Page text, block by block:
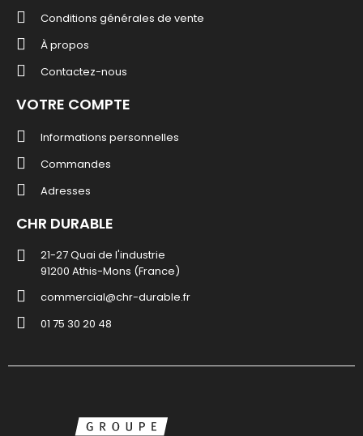
Conditions générales de vente
À propos
Contactez-nous
VOTRE COMPTE
Informations personnelles
Commandes
Adresses
CHR DURABLE
21-27 Quai de l'industrie
91200 Athis-Mons (France)
commercial@chr-durable.fr
01 75 30 20 48